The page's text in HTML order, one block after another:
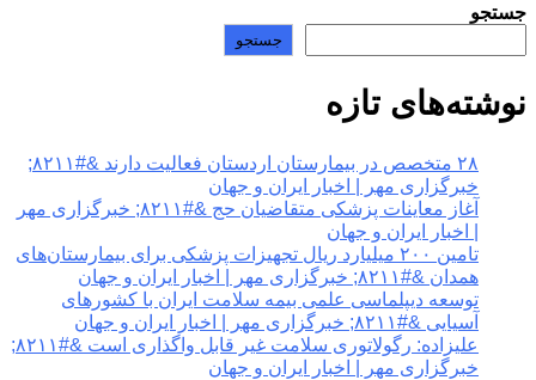
جستجو
جستجو
نوشته‌های تازه
۲۸ متخصص در بیمارستان اردستان فعالیت دارند &#۸۲۱۱;
خبرگزاری مهر | اخبار ایران و جهان
آغاز معاینات پزشکی متقاضیان حج &#۸۲۱۱; خبرگزاری مهر
| اخبار ایران و جهان
تامین ۲۰۰ میلیارد ریال تجهیزات پزشکی برای بیمارستان‌های
همدان &#۸۲۱۱; خبرگزاری مهر | اخبار ایران و جهان
توسعه دیپلماسی علمی بیمه سلامت ایران با کشورهای
آسیایی &#۸۲۱۱; خبرگزاری مهر | اخبار ایران و جهان
علیزاده: رگولاتوری سلامت غیر قابل واگذاری است &#۸۲۱۱;
خبرگزاری مهر | اخبار ایران و جهان